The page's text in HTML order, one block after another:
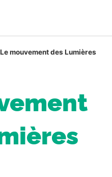
Le mouvement des Lumières